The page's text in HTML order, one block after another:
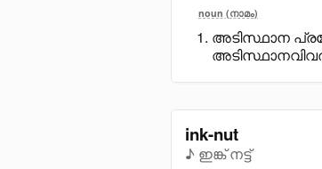
noun (നാമം)
അടിസ്ഥാന
ink-nut
♪ ഇങ്ക് നട്ട്